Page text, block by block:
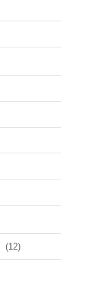
(12)